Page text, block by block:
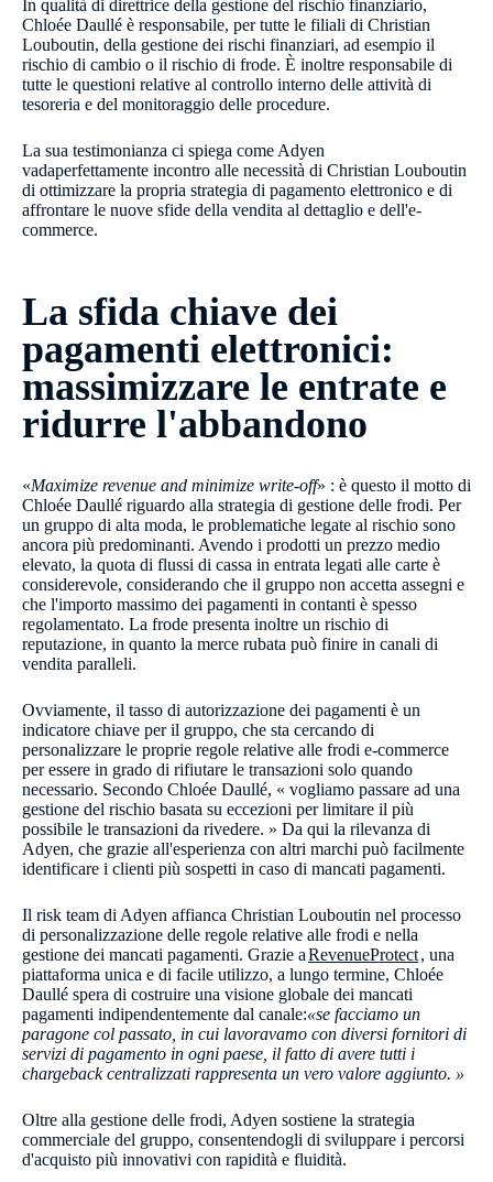
In qualità di direttrice della gestione del rischio finanziario,
Chloée Daullé è responsabile, per tutte le filiali di Christian
Louboutin, della gestione dei rischi finanziari, ad esempio il
rischio di cambio o il rischio di frode. È inoltre responsabile di
tutte le questioni relative al controllo interno delle attività di
tesoreria e del monitoraggio delle procedure.
La sua testimonianza ci spiega come Adyen
vadaperfettamente incontro alle necessità di Christian Louboutin
di ottimizzare la propria strategia di pagamento elettronico e di
affrontare le nuove sfide della vendita al dettaglio e dell'e-
commerce.
La sfida chiave dei
pagamenti elettronici:
massimizzare le entrate e
ridurre l'abbandono
«Maximize revenue and minimize write-off» : è questo il motto di
Chloée Daullé riguardo alla strategia di gestione delle frodi. Per
un gruppo di alta moda, le problematiche legate al rischio sono
ancora più predominanti. Avendo i prodotti un prezzo medio
elevato, la quota di flussi di cassa in entrata legati alle carte è
considerevole, considerando che il gruppo non accetta assegni e
che l'importo massimo dei pagamenti in contanti è spesso
regolamentato. La frode presenta inoltre un rischio di
reputazione, in quanto la merce rubata può finire in canali di
vendita paralleli.
Ovviamente, il tasso di autorizzazione dei pagamenti è un
indicatore chiave per il gruppo, che sta cercando di
personalizzare le proprie regole relative alle frodi e-commerce
per essere in grado di rifiutare le transazioni solo quando
necessario. Secondo Chloée Daullé, « vogliamo passare ad una
gestione del rischio basata su eccezioni per limitare il più
possibile le transazioni da rivedere. » Da qui la rilevanza di
Adyen, che grazie all'esperienza con altri marchi può facilmente
identificare i clienti più sospetti in caso di mancati pagamenti.
Il risk team di Adyen affianca Christian Louboutin nel processo
di personalizzazione delle regole relative alle frodi e nella
gestione dei mancati pagamenti. Grazie aRevenueProtect, una
piattaforma unica e di facile utilizzo, a lungo termine, Chloée
Daullé spera di costruire una visione globale dei mancati
pagamenti indipendentemente dal canale:«​​se facciamo un
paragone col passato, in cui lavoravamo con diversi fornitori di
servizi di pagamento in ogni paese, il fatto di avere tutti i
chargeback centralizzati rappresenta un vero valore aggiunto. »
Oltre alla gestione delle frodi, Adyen sostiene la strategia
commerciale del gruppo, consentendogli di sviluppare i percorsi
d'acquisto più innovativi con rapidità e fluidità.